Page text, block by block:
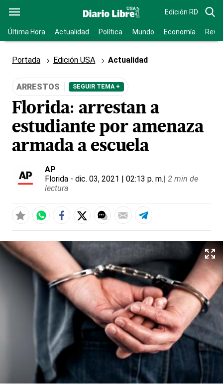
Edición RD
Última Hora Actualidad Política Mundo Economía
Portada Edición USA Actualidad
ARRESTOS SEGUIR TEMA +
Florida: arrestan a
estudiante por amenaza
armada a escuela
AP
Florida - dic. 03, 2021 | 02:13 p. m.| 2 min de
lectura